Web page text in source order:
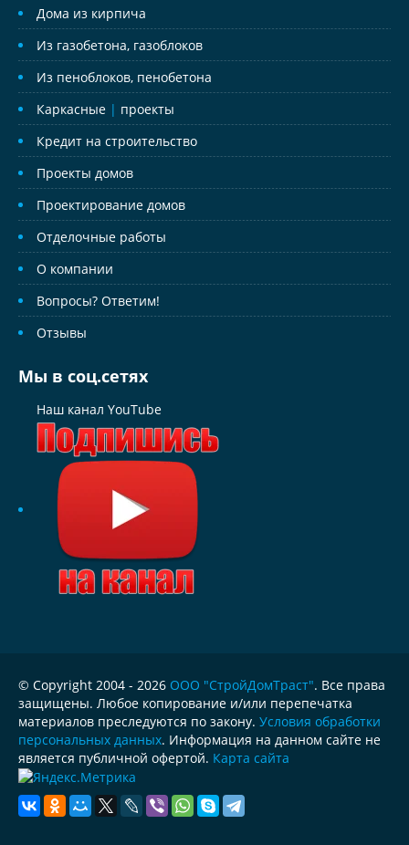
Дома из кирпича
Из газобетона, газоблоков
Из пеноблоков, пенобетона
Каркасные | проекты
Кредит на строительство
Проекты домов
Проектирование домов
Отделочные работы
О компании
Вопросы? Ответим!
Отзывы
Мы в соц.сетях
Наш канал YouTube
© Copyright 2004 - 2026 ООО "СтройДомТраст". Все права
защищены. Любое копирование и/или перепечатка
материалов преследуются по закону. Условия обработки
персональных данных. Информация на данном сайте не
является публичной офертой. Карта сайта